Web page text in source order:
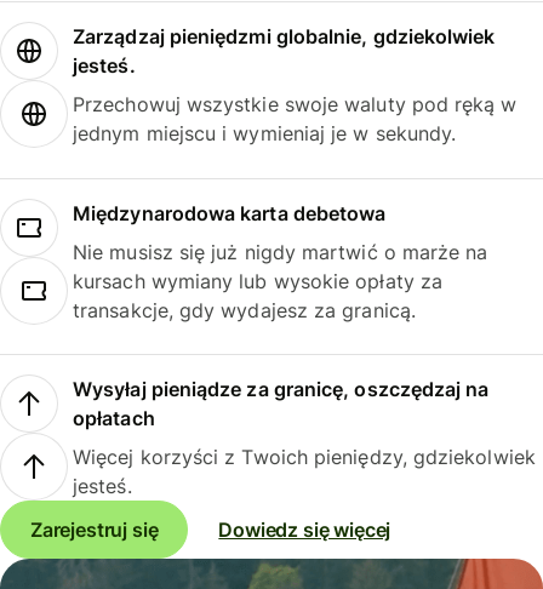
Zarządzaj pieniędzmi globalnie, gdziekolwiek
jesteś.
Przechowuj wszystkie swoje waluty pod ręką w
jednym miejscu i wymieniaj je w sekundy.
Międzynarodowa karta debetowa
Nie musisz się już nigdy martwić o marże na
kursach wymiany lub wysokie opłaty za
transakcje, gdy wydajesz za granicą.
Wysyłaj pieniądze za granicę, oszczędzaj na
opłatach
Więcej korzyści z Twoich pieniędzy, gdziekolwiek
jesteś.
Zarejestruj się
Dowiedz się więcej